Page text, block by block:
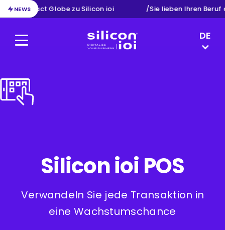
NEWS
von Exact Globe zu Silicon ioi /Sie lieben Ihren Beruf
Menu
DE
Silicon ioi POS
Verwandeln Sie jede Transaktion in
eine Wachstumschance